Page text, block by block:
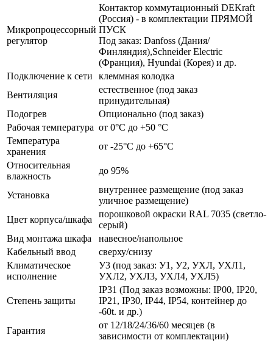
Микропроцессорный
регулятор
Контактор коммутационный DEKraft
(Россия) - в комплектации ПРЯМОЙ
ПУСК
Под заказ: Danfoss (Дания/
Финляндия),Schneider Electric
(Франция), Hyundai (Корея) и др.
Подключение к сети
клеммная колодка
Вентиляция
естественное (под заказ
принудительная)
Подогрев
Опционально (под заказ)
Рабочая температура от 0°C до +50 °C
Температура
хранения
от -25°C до +65°C
Относительная
влажность
до 95%
Установка
внутреннее размещение (под заказ
уличное размещение)
Цвет корпуса/шкафа
порошковой окраски RAL 7035 (светло-
серый)
Вид монтажа шкафа
навесное/напольное
Кабельный ввод
сверху/снизу
Климатическое
исполнение
У3 (под заказ: У1, У2, УХЛ, УХЛ1,
УХЛ2, УХЛ3, УХЛ4, УХЛ5)
Степень защиты
IP31 (Под заказ возможны: IP00, IP20,
IP21, IP30, IP44, IP54, контейнер до
-60t. и др.)
Гарантия
от 12/18/24/36/60 месяцев (в
зависимости от комплектации)